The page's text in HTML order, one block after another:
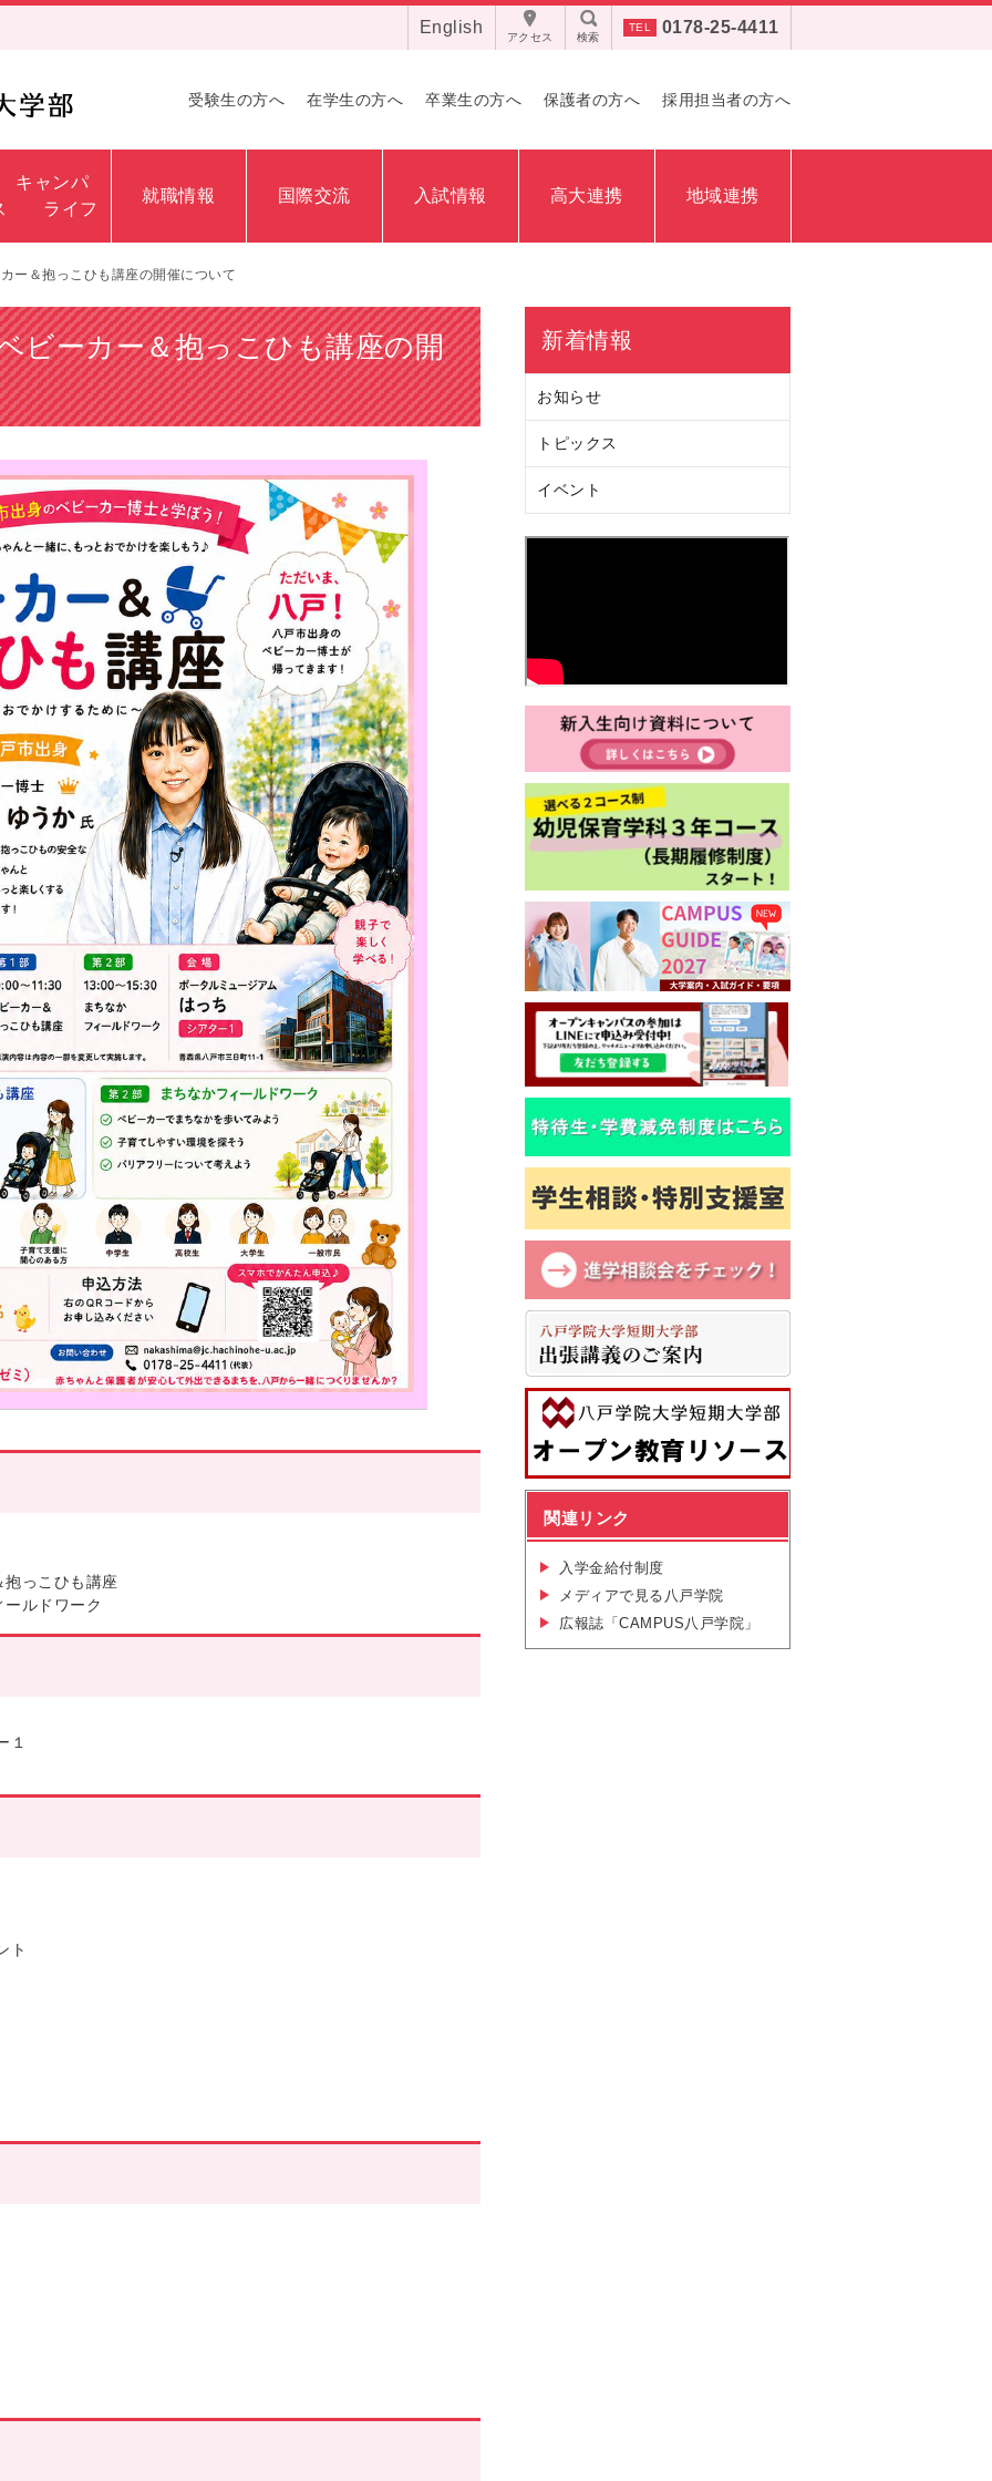
0178-25-4411
検索
English
アクセス
受験生の方へ 在学生の方へ 卒業生の方へ 保護者の方へ 採用担当者の方へ
ャンパ
ライフ
就職情報 国際交流 入試情報 高大連携 地域連携
ー＆抱っこひも講座の開催について
ビーカー＆抱っこひも講座の開
っこひも講座
ルドワーク
１
ト
新着情報
お知らせ
トピックス
イベント
関連リンク
入学金給付制度
メディアで見る八戸学院
広報誌「CAMPUS八戸学院」